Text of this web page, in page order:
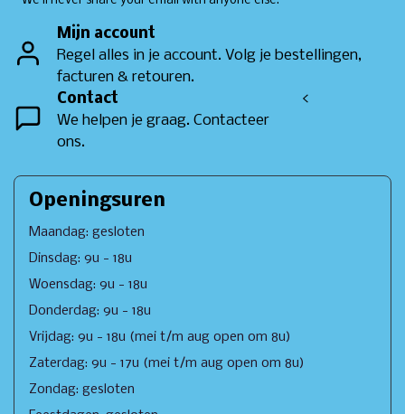
Mijn account
Regel alles in je account. Volg je bestellingen,
facturen & retouren.
Contact
We helpen je graag. Contacteer
ons.
<
Openingsuren
Maandag: gesloten
Dinsdag: 9u - 18u
Woensdag: 9u - 18u
Donderdag: 9u - 18u
Vrijdag: 9u - 18u (mei t/m aug open om 8u)
Zaterdag: 9u - 17u (mei t/m aug open om 8u)
Zondag: gesloten